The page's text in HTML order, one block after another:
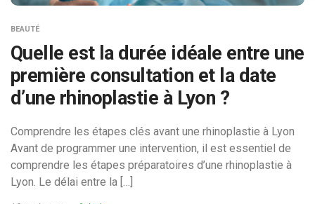
BEAUTÉ
Quelle est la durée idéale entre une
première consultation et la date
d’une rhinoplastie à Lyon ?
Comprendre les étapes clés avant une rhinoplastie à Lyon
Avant de programmer une intervention, il est essentiel de
comprendre les étapes préparatoires d’une rhinoplastie à
Lyon. Le délai entre la […]